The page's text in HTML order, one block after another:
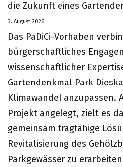
die Zukunft eines
3. August 2026
Das PaDiCi-Vorhaben
bürgerschaftliches
wissenschaftlicher
Gartendenkmal Park
Klimawandel anzupassen.
Projekt angelegt, zielt es
gemeinsam tragfähige
Revitalisierung des
Parkgewässer zu